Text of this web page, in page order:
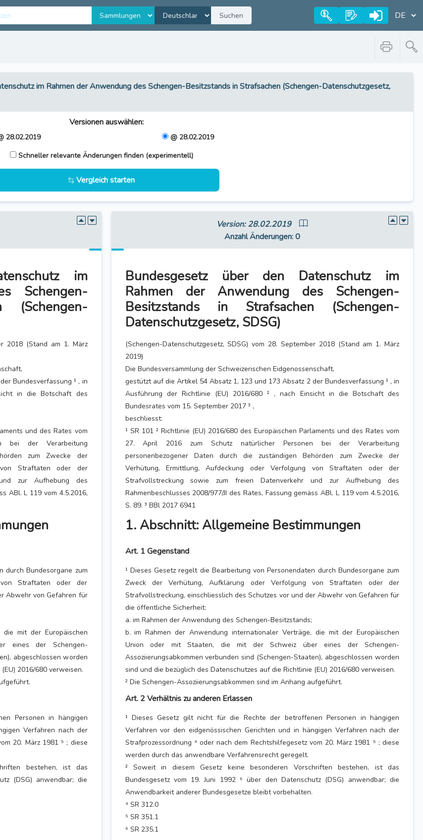
Suchen
im Rahmen der Anwendung des Schengen-Besitzstands in Strafsachen (Schengen-Datenschutzgesetz,
Versionen auswählen:
28.02.2019
@ 28.02.2019
Schneller relevante Änderungen finden (experimentell)
Vergleich starten
im
Schengen-
(Schengen-
2018 (Stand am 1. März
Bundesverfassung ¹ , in
in die Botschaft des
und des Rates vom
bei der Verarbeitung
zum Zwecke der
von Straftaten oder der
zur Aufhebung des
ABl. L 119 vom 4.5.2016,
durch Bundesorgane zum
Straftaten oder der
Abwehr von Gefahren für
mit der Europäischen
eines der Schengen-
abgeschlossen worden
2016/680 verweisen.
Personen in hängigen
Verfahren nach der
20. März 1981 ⁵ ; diese
bestehen, ist das
(DSG) anwendbar; die
Version: 28.02.2019
Anzahl Änderungen: 0
Bundesgesetz über den Datenschutz im
Rahmen der Anwendung des Schengen-
Besitzstands in Strafsachen (Schengen-
Datenschutzgesetz, SDSG)
(Schengen-Datenschutzgesetz, SDSG) vom 28. September 2018 (Stand am 1. März
2019)
Die Bundesversammlung der Schweizerischen Eidgenossenschaft,
gestützt auf die Artikel 54 Absatz 1, 123 und 173 Absatz 2 der Bundesverfassung ¹ , in
Ausführung der Richtlinie (EU) 2016/680 ² , nach Einsicht in die Botschaft des
Bundesrates vom 15. September 2017 ³ ,
beschliesst:
¹ SR 101 ² Richtlinie (EU) 2016/680 des Europäischen Parlaments und des Rates vom
27. April 2016 zum Schutz natürlicher Personen bei der Verarbeitung
personenbezogener Daten durch die zuständigen Behörden zum Zwecke der
Verhütung, Ermittlung, Aufdeckung oder Verfolgung von Straftaten oder der
Strafvollstreckung sowie zum freien Datenverkehr und zur Aufhebung des
Rahmenbeschlusses 2008/977/JI des Rates, Fassung gemäss ABl. L 119 vom 4.5.2016,
S. 89. ³ BBl 2017 6941
1. Abschnitt: Allgemeine Bestimmungen
Art. 1 Gegenstand
¹ Dieses Gesetz regelt die Bearbeitung von Personendaten durch Bundesorgane zum
Zweck der Verhütung, Aufklärung oder Verfolgung von Straftaten oder der
Strafvollstreckung, einschliesslich des Schutzes vor und der Abwehr von Gefahren für
die öffentliche Sicherheit:
a. im Rahmen der Anwendung des Schengen-Besitzstands;
b. im Rahmen der Anwendung internationaler Verträge, die mit der Europäischen
Union oder mit Staaten, die mit der Schweiz über eines der Schengen-
Assoziierungsabkommen verbunden sind (Schengen-Staaten), abgeschlossen worden
sind und die bezüglich des Datenschutzes auf die Richtlinie (EU) 2016/680 verweisen.
² Die Schengen-Assoziierungsabkommen sind im Anhang aufgeführt.
Art. 2 Verhältnis zu anderen Erlassen
¹ Dieses Gesetz gilt nicht für die Rechte der betroffenen Personen in hängigen
Verfahren vor den eidgenössischen Gerichten und in hängigen Verfahren nach der
Strafprozessordnung ⁴ oder nach dem Rechtshilfegesetz vom 20. März 1981 ⁵ ; diese
werden durch das anwendbare Verfahrensrecht geregelt.
² Soweit in diesem Gesetz keine besonderen Vorschriften bestehen, ist das
Bundesgesetz vom 19. Juni 1992 ⁶ über den Datenschutz (DSG) anwendbar; die
Anwendbarkeit anderer Bundesgesetze bleibt vorbehalten.
⁴ SR 312.0
⁵ SR 351.1
⁶ SR 235.1